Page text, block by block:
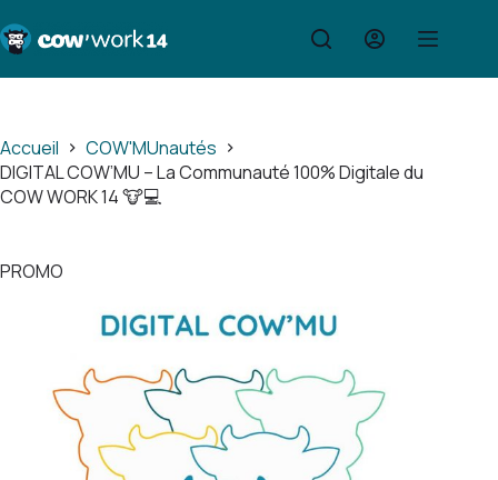
au
contenu
Accueil
COW'MUnautés
DIGITAL COW’MU – La Communauté 100% Digitale du
COW WORK 14 🐮💻
PROMO